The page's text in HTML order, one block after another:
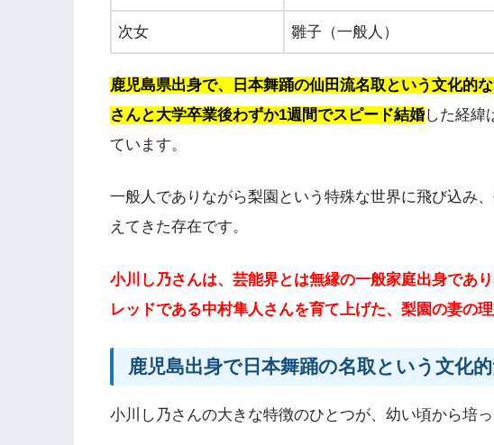
次女 雛子（一般人）
鹿児島県出身で、日本舞踊の仙田流名取という文化的
さんと大学卒業後わずか1週間でスピード結婚した経緯
ています。
一般人でありながら梨園という特殊な世界に飛び込み
えてきた存在です。
小川し乃さんは、芸能界とは無縁の一般家庭出身であ
レッドである中村隼人さんを育て上げた、梨園の妻の
鹿児島出身で日本舞踊の名取という文化
小川し乃さんの大きな特徴のひとつが、幼い頃から培